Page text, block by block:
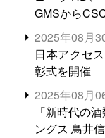
GMSから
2025年08月
日本アクセ
彰式を開催
2025年08月
「新時代の
ングス 鳥井